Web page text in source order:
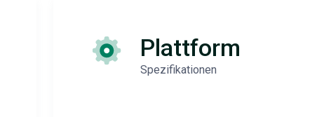
Plattform
Spezifikationen